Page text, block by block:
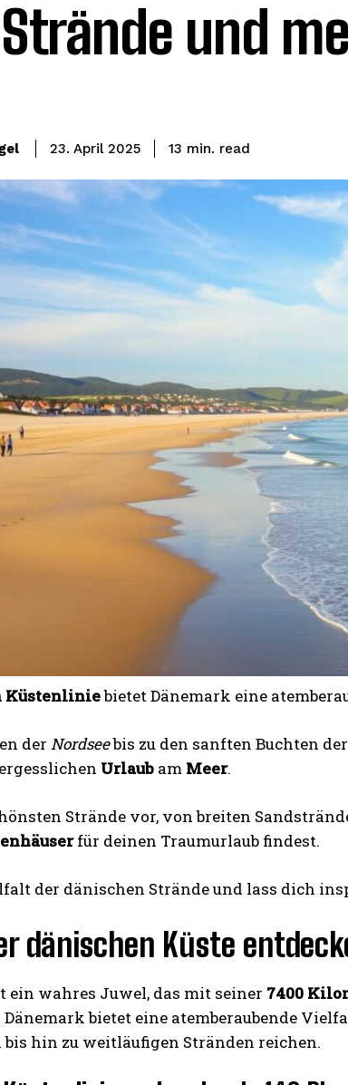
und
23. April 2025 13 min. read
Küstenliniebietet Dänemark eine
der Nordseebis zu den sanften Buchten der
Urlaub am Meer.
Strände vor, von breiten
für deinen Traumurlaub findest.
der dänischen Strände und lass dich
dänischen Küste
ein wahres Juwel, das mit seiner 7400
bietet eine atemberaubende
hin zu weitläufigen Stränden reichen.